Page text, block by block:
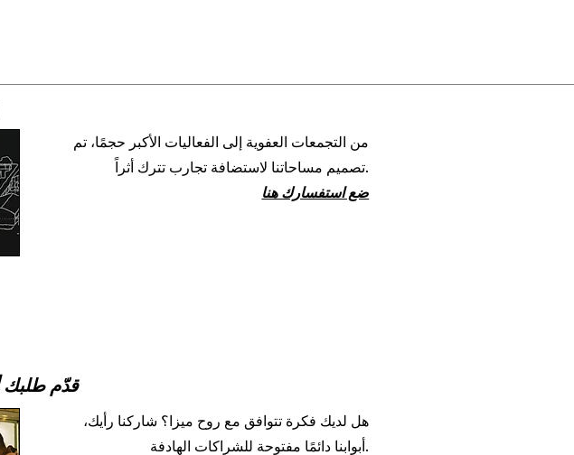
من التجمعات العفوية إلى الفعاليات الأكبر حجمًا، تم
تصميم مساحاتنا لاستضافة تجارب تترك أثراً.
ضع استفسارك هنا
قدّم طلبك
هل لديك فكرة تتوافق مع روح ميزا؟ شاركنا رأيك،
أبوابنا دائمًا مفتوحة للشراكات الهادفة.